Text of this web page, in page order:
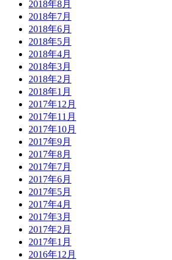
2018年8月
2018年7月
2018年6月
2018年5月
2018年4月
2018年3月
2018年2月
2018年1月
2017年12月
2017年11月
2017年10月
2017年9月
2017年8月
2017年7月
2017年6月
2017年5月
2017年4月
2017年3月
2017年2月
2017年1月
2016年12月